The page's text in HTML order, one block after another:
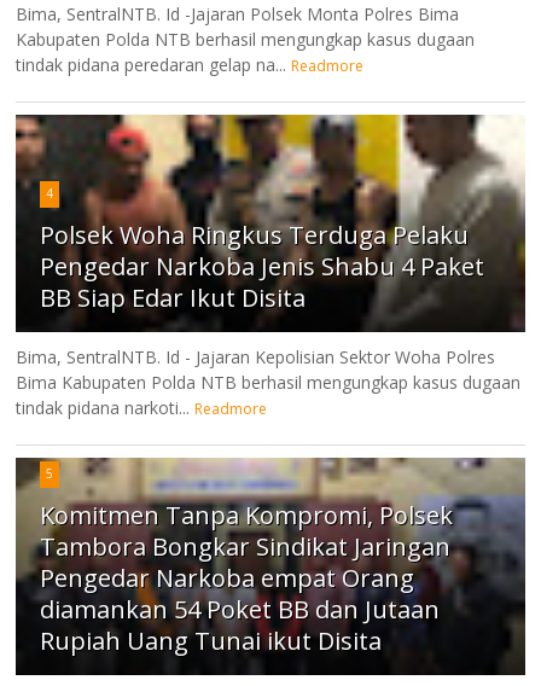
Bima, SentralNTB. Id -Jajaran Polsek Monta Polres Bima
Kabupaten Polda NTB berhasil mengungkap kasus dugaan
tindak pidana peredaran gelap na... Readmore
4
Polsek Woha Ringkus Terduga Pelaku
Pengedar Narkoba Jenis Shabu 4 Paket
BB Siap Edar Ikut Disita
Bima, SentralNTB. Id - Jajaran Kepolisian Sektor Woha Polres
Bima Kabupaten Polda NTB berhasil mengungkap kasus dugaan
tindak pidana narkoti... Readmore
5
Komitmen Tanpa Kompromi, Polsek
Tambora Bongkar Sindikat Jaringan
Pengedar Narkoba empat Orang
diamankan 54 Poket BB dan Jutaan
Rupiah Uang Tunai ikut Disita